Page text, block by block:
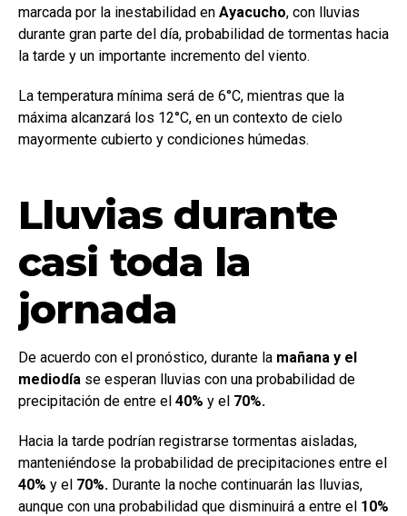
marcada por la inestabilidad en Ayacucho, con lluvias
durante gran parte del día, probabilidad de tormentas hacia
la tarde y un importante incremento del viento.
La temperatura mínima será de 6°C, mientras que la
máxima alcanzará los 12°C, en un contexto de cielo
mayormente cubierto y condiciones húmedas.
Lluvias durante
casi toda la
jornada
De acuerdo con el pronóstico, durante la mañana y el
mediodía se esperan lluvias con una probabilidad de
precipitación de entre el 40% y el 70%.
Hacia la tarde podrían registrarse tormentas aisladas,
manteniéndose la probabilidad de precipitaciones entre el
40% y el 70%. Durante la noche continuarán las lluvias,
aunque con una probabilidad que disminuirá a entre el 10%